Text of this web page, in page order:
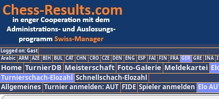
Logged on: Gast
Arabic ARM AZE BIH BUL CAT CHN CRO CZE DEN ENG ESP FAI FIN FRA GER GRE INA
Home TurnierDB Meisterschaft Foto-Galerie Meldekartei
Turnierschach-Elozahl Schnellschach-Elozahl
Allgemeines Turnier anmelden: AUT FIDE Spieler anmelden Elo